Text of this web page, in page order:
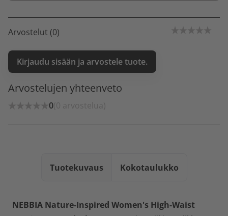
Arvostelut (0)
Kirjaudu sisään ja arvostele tuote.
Arvostelujen yhteenveto
0(0 arvostelua)
Tuotekuvaus Kokotaulukko
NEBBIA Nature-Inspired Women's High-Waist